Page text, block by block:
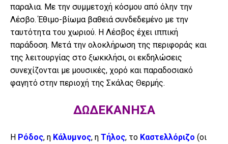
παραλια. Με την συμμετοχή κόσμου από όλην την
Λέσβο. Έθιμο-βίωμα βαθειά συνδεδεμένο με την
ταυτότητα του χωριού. Η Λέσβος έχει ιππική
παράδοση. Μετά την ολοκλήρωση της περιφοράς και
της λειτουργίας στο ξωκκλήσι, οι εκδηλώσεις
συνεχίζονται με μουσικές, χορό και παραδοσιακό
φαγητό στην περιοχή της Σκάλας Θερμής.
ΔΩΔΕΚΑΝΗΣΑ
Η Ρόδος, η Κάλυμνος, η Τήλος, το Καστελλόριζο (οι